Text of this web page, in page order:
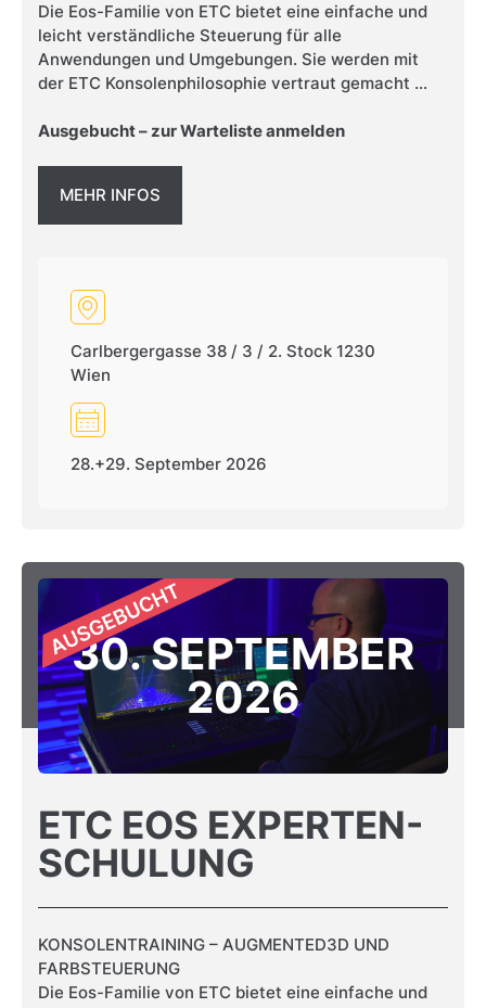
Die Eos-Familie von ETC bietet eine einfache und
leicht verständliche Steuerung für alle
Anwendungen und Umgebungen. Sie werden mit
der ETC Konsolenphilosophie vertraut gemacht ...
Ausgebucht – zur Warteliste anmelden
MEHR INFOS
Carlbergergasse 38 / 3 / 2. Stock 1230
Wien
28.+29. September 2026
30. SEPTEMBER
2026
ETC EOS EXPERTEN-
SCHULUNG
KONSOLENTRAINING – AUGMENTED3D UND
FARBSTEUERUNG
Die Eos-Familie von ETC bietet eine einfache und